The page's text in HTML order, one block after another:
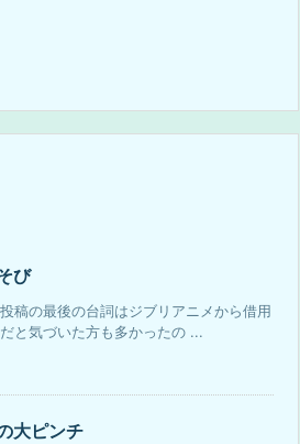
び
稿の最後の台詞はジブリアニメから借用
と気づいた方も多かったの ...
大ピンチ